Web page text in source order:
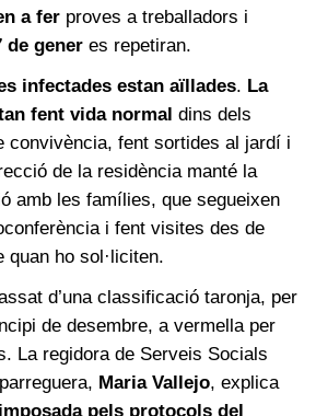
a fer proves a treballadors i
de gener es repetiran.
infectades estan aïllades. La
fent vida normal dins dels
convivència, fent sortides al jardí i
de la residència manté la
amb les famílies, que segueixen
i fent visites des de
quan ho sol·liciten.
d’una classificació taronja, per
de desembre, a vermella per
La regidora de Serveis Socials
Maria Vallejo, explica
pels protocols del